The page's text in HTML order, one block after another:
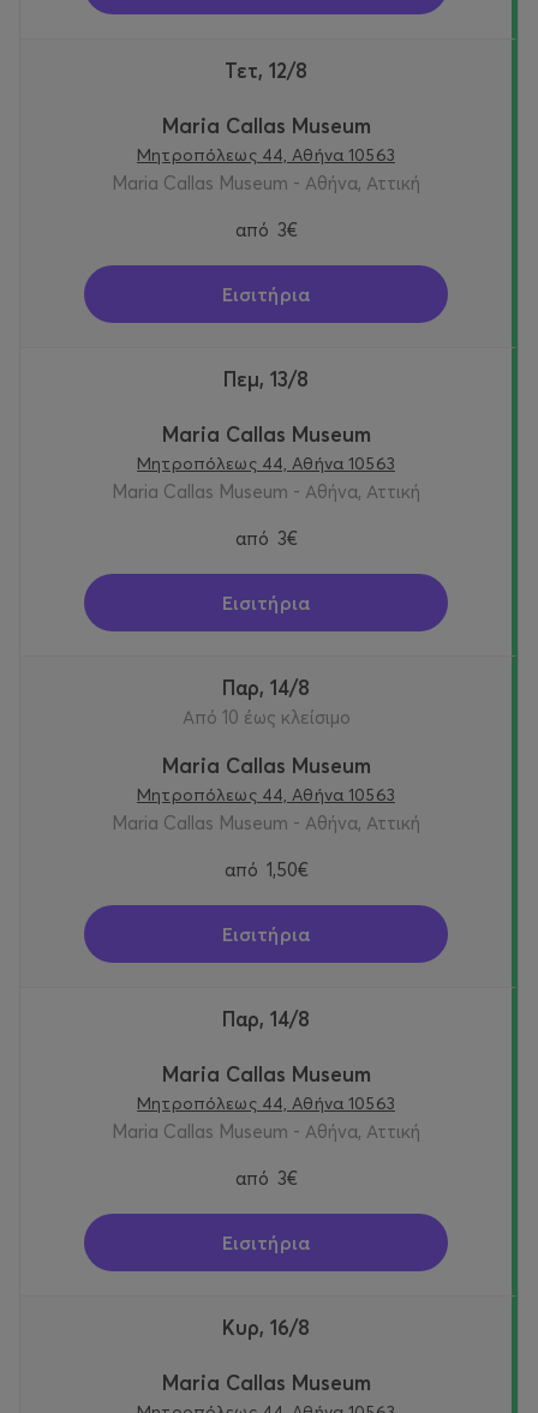
Τετ, 12/8
Maria Callas Museum
Μητροπόλεως 44, Αθήνα 10563
Maria Callas Museum - Αθήνα, Αττική
από 3€
Εισιτήρια
Πεμ, 13/8
Maria Callas Museum
Μητροπόλεως 44, Αθήνα 10563
Maria Callas Museum - Αθήνα, Αττική
από 3€
Εισιτήρια
Παρ, 14/8
Από 10 έως κλείσιμο
Maria Callas Museum
Μητροπόλεως 44, Αθήνα 10563
Maria Callas Museum - Αθήνα, Αττική
από 1,50€
Εισιτήρια
Παρ, 14/8
Maria Callas Museum
Μητροπόλεως 44, Αθήνα 10563
Maria Callas Museum - Αθήνα, Αττική
από 3€
Εισιτήρια
Κυρ, 16/8
Maria Callas Museum